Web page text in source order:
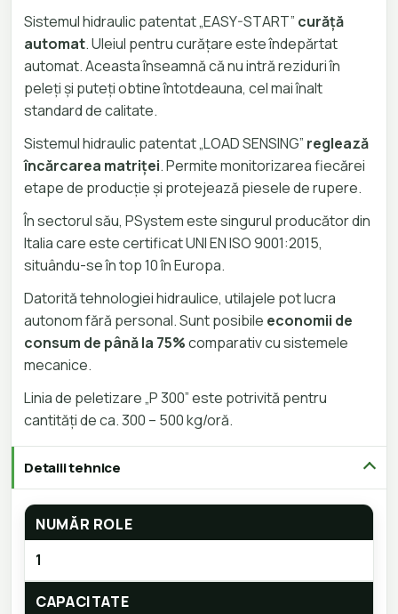
Sistemul hidraulic patentat „EASY-START” curăță
automat. Uleiul pentru curățare este îndepărtat
automat. Aceasta înseamnă că nu intră reziduri în
peleți și puteți obtine întotdeauna, cel mai înalt
standard de calitate.
Sistemul hidraulic patentat „LOAD SENSING” reglează
încărcarea matriței. Permite monitorizarea fiecărei
etape de producție și protejează piesele de rupere.
În sectorul său, PSystem este singurul producător din
Italia care este certificat UNI EN ISO 9001:2015,
situându-se în top 10 în Europa.
Datorită tehnologiei hidraulice, utilajele pot lucra
autonom fără personal. Sunt posibile economii de
consum de până la 75%comparativ cu sistemele
mecanice.
Linia de peletizare „P 300” este potrivită pentru
cantități de ca. 300 – 500 kg/oră.
Detalii tehnice
NUMĂR ROLE
1
CAPACITATE